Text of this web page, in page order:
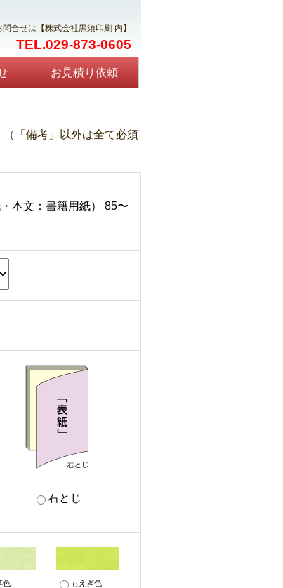
問合せは【株式会社黒須印刷 内】
TEL.029-873-0605
お見積り依頼
「備考」以外は全て必須
本文：書籍用紙） 85〜
右とじ
色 もえぎ色